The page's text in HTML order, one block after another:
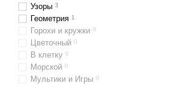
Узоры 3
Геометрия 1
Горохи и кружки 0
Цветочный 0
В клетку 0
Морской 0
Мультики и Игры 0